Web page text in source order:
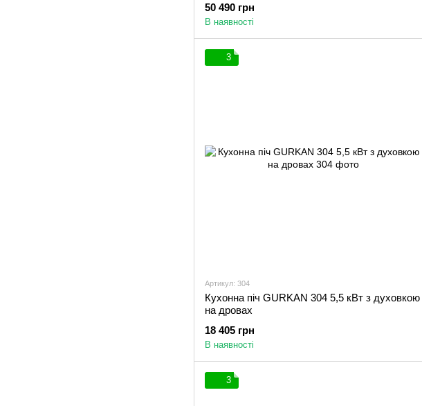
50 490 грн
В наявності
3
Артикул: 304
Кухонна піч GURKAN 304 5,5 кВт з духовкою
на дровах
18 405 грн
В наявності
3